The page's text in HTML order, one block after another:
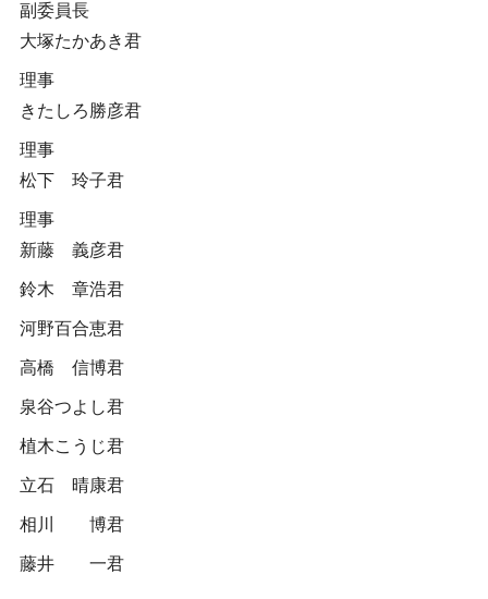
副委員長
大塚たかあき君
理事
きたしろ勝彦君
理事
松下 玲子君
理事
新藤 義彦君
鈴木 章浩君
河野百合恵君
高橋 信博君
泉谷つよし君
植木こうじ君
立石 晴康君
相川 博君
藤井 一君